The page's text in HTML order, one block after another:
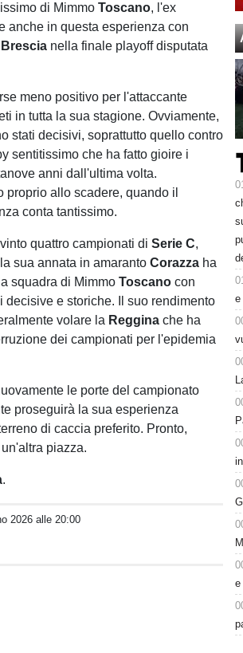
di MimmoToscano, l'ex
anche in questa esperienza con
nella finale playoff disputata
meno positivo per l'attaccante
in tutta la sua stagione. Ovviamente,
stati decisivi, soprattutto quello contro
sentitissimo che ha fatto gioire i
anni dall'ultima volta.
proprio allo scadere, quando il
conta tantissimo.
quattro campionati diSerie C,
sua annata in amarantoCorazza ha
squadra di MimmoToscanocon
e storiche. Il suo rendimento
volare la Regginache ha
dei campionati per l'epidemia
le porte del campionato
proseguirà la sua esperienza
di caccia preferito. Pronto,
piazza.
.
2026 alle 20:00
e
e